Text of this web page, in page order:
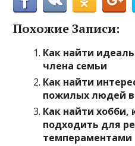
Похожие Записи:
Как найти
члена семьи
Как найти
пожилых людей в
Как найти хобби,
подходить для
темпераментами